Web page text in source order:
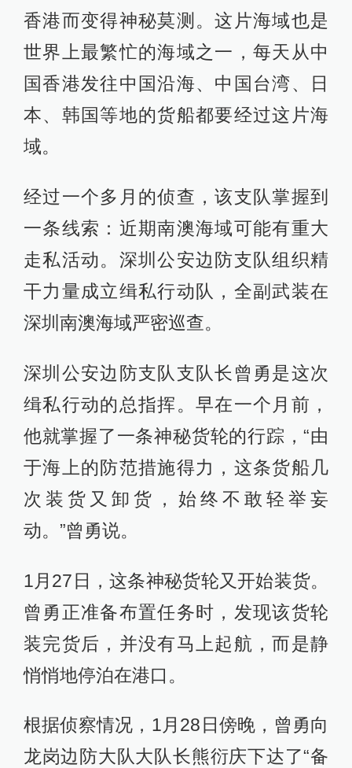
香港而变得神秘莫测。这片海域也是
世界上最繁忙的海域之一，每天从中
国香港发往中国沿海、中国台湾、日
本、韩国等地的货船都要经过这片海
域。
经过一个多月的侦查，该支队掌握到
一条线索：近期南澳海域可能有重大
走私活动。深圳公安边防支队组织精
干力量成立缉私行动队，全副武装在
深圳南澳海域严密巡查。
深圳公安边防支队支队长曾勇是这次
缉私行动的总指挥。早在一个月前，
他就掌握了一条神秘货轮的行踪，“由
于海上的防范措施得力，这条货船几
次装货又卸货，始终不敢轻举妄
动。”曾勇说。
1月27日，这条神秘货轮又开始装货。
曾勇正准备布置任务时，发现该货轮
装完货后，并没有马上起航，而是静
悄悄地停泊在港口。
根据侦察情况，1月28日傍晚，曾勇向
龙岗边防大队大队长熊衍庆下达了“备